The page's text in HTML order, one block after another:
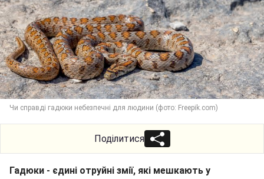
Чи справді гадюки небезпечні для людини (фото: Freepik.com)
Поділитися
Гадюки - єдині отруйні змії, які мешкають у